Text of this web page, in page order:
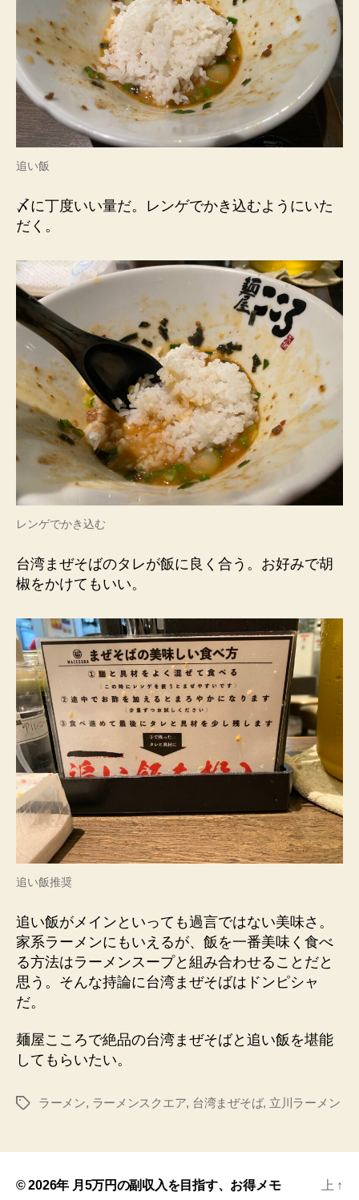
追い飯
〆に丁度いい量だ。レンゲでかき込むようにいた
だく。
レンゲでかき込む
台湾まぜそばのタレが飯に良く合う。お好みで胡
椒をかけてもいい。
追い飯推奨
追い飯がメインといっても過言ではない美味さ。
家系ラーメンにもいえるが、飯を一番美味く食べ
る方法はラーメンスープと組み合わせることだと
思う。そんな持論に台湾まぜそばはドンピシャ
だ。
麺屋こころで絶品の台湾まぜそばと追い飯を堪能
してもらいたい。
ラーメン, ラーメンスクエア, 台湾まぜそば, 立川ラーメン
© 2026年 月5万円の副収入を目指す、お得メモ 上 ↑